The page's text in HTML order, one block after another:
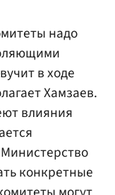
надо
в ходе
Хамзаев.
влияния
конкретные